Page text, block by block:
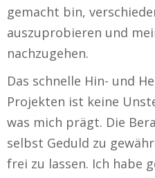
gemacht bin,
auszuprobieren und
nachzugehen.
Das schnelle Hin- und
Projekten ist keine
was mich prägt. Die
selbst Geduld zu
frei zu lassen. Ich habe